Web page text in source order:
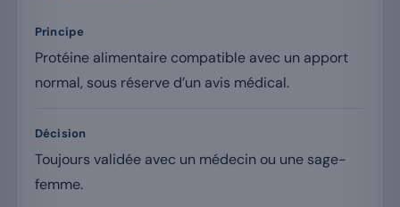
Principe
Protéine alimentaire compatible avec un apport
normal, sous réserve d’un avis médical.
Décision
Toujours validée avec un médecin ou une sage-
femme.